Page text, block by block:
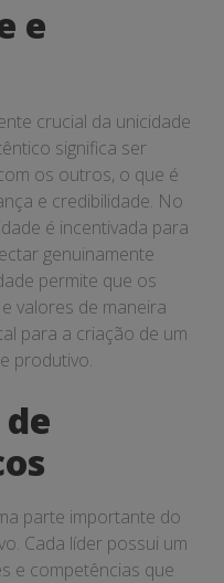
e
crucial da unicidade
significa ser
os outros, o que é
e credibilidade. No
é incentivada para
genuinamente
permite que os
valores de maneira
para a criação de um
produtivo.
parte importante do
Cada líder possui um
e competências que